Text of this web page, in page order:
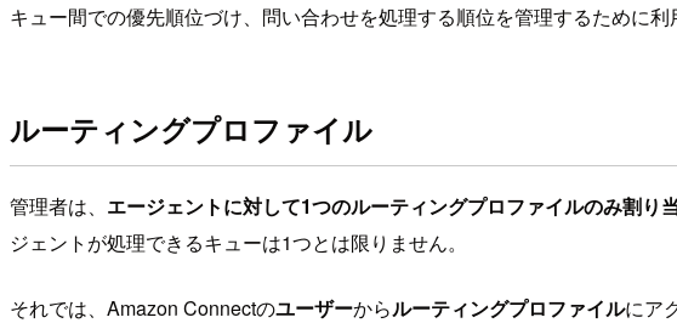
キュー間での優先順位づけ、問い合わせを処理する順位を管理するために利
ルーティングプロファイル
管理者は、 エージェントに対して1つのルーティングプロファイルのみ割り
ジェントが処理できるキューは1つとは限りません。
それでは、Amazon Connectのユーザーからルーティングプロファイルにア